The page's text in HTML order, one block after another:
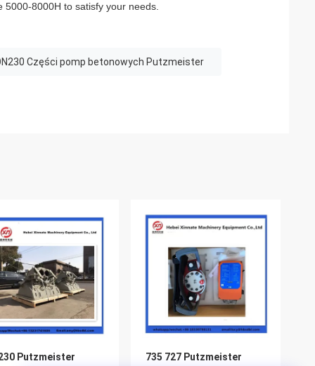
8000H to satisfy your needs.
Części pomp betonowych Putzmeister
Putzmeister
735 727 Putzmeister